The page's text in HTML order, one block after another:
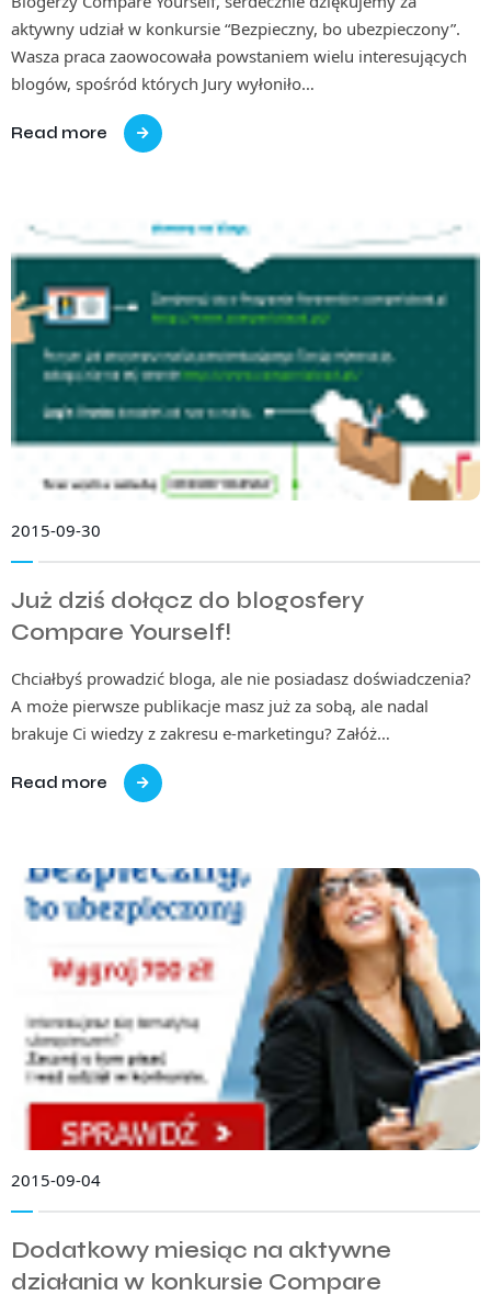
aktywny udział w konkursie “Bezpieczny, bo ubezpieczony”.
Wasza praca zaowocowała powstaniem wielu interesujących
blogów, spośród których Jury wyłoniło…
Read more
2015-09-30
Już dziś dołącz do blogosfery
Compare Yourself!
Chciałbyś prowadzić bloga, ale nie posiadasz doświadczenia?
A może pierwsze publikacje masz już za sobą, ale nadal
brakuje Ci wiedzy z zakresu e-marketingu? Załóż…
Read more
2015-09-04
Dodatkowy miesiąc na aktywne
działania w konkursie Compare